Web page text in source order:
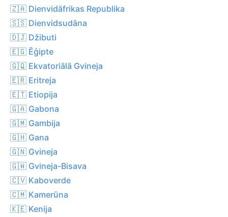
🇿🇦 Dienvidāfrikas Republika
🇸🇸 Dienvidsudāna
🇩🇯 Džibuti
🇪🇬 Ēģipte
🇬🇶 Ekvatoriālā Gvineja
🇪🇷 Eritreja
🇪🇹 Etiopija
🇬🇦 Gabona
🇬🇲 Gambija
🇬🇭 Gana
🇬🇳 Gvineja
🇬🇼 Gvineja-Bisava
🇨🇻 Kaboverde
🇨🇲 Kamerūna
🇰🇪 Kenija